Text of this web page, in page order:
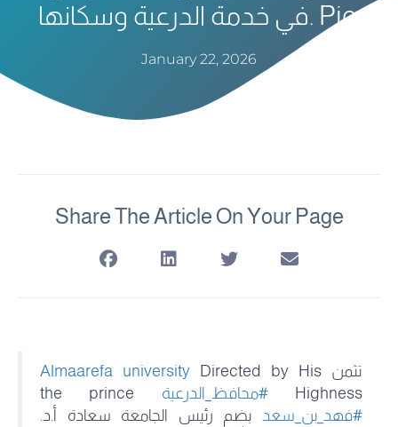
في خدمة الدرعية وسكانها. Pic.
January 22, 2026
Share The Article On Your Page
تثمن Almaarefa university Directed by His
Highness
#محافظ_الدرعية
#فهد_بن_سعد بضم رئيس الجامعة سعادة أ.د.